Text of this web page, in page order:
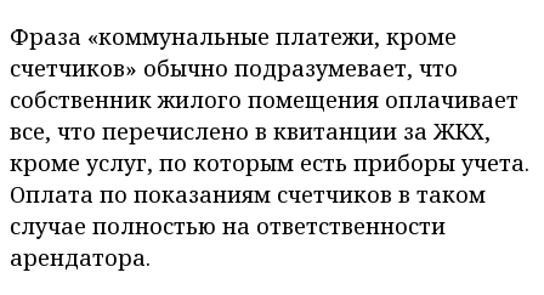
Фраза «коммунальные платежи, кроме
счетчиков» обычно подразумевает, что
собственник жилого помещения оплачивает
все, что перечислено в квитанции за ЖКХ,
кроме услуг, по которым есть приборы учета.
Оплата по показаниям счетчиков в таком
случае полностью на ответственности
арендатора.